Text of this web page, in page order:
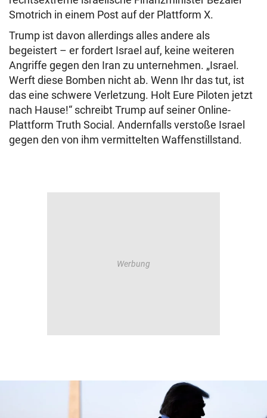
Smotrich in einem Post auf der Plattform X.
Trump ist davon allerdings alles andere als
begeistert – er fordert Israel auf, keine weiteren
Angriffe gegen den Iran zu unternehmen. „Israel.
Werft diese Bomben nicht ab. Wenn Ihr das tut, ist
das eine schwere Verletzung. Holt Eure Piloten jetzt
nach Hause!“ schreibt Trump auf seiner Online-
Plattform Truth Social. Andernfalls verstoße Israel
gegen den von ihm vermittelten Waffenstillstand.